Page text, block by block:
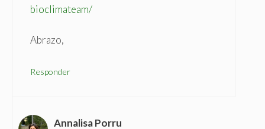
bioclimateam/
Abrazo,
Responder
Annalisa Porru